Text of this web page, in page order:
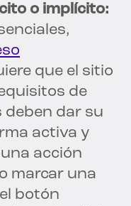
o implícito:
que el sitio
de
deben dar su
activa y
acción
marcar una
botón